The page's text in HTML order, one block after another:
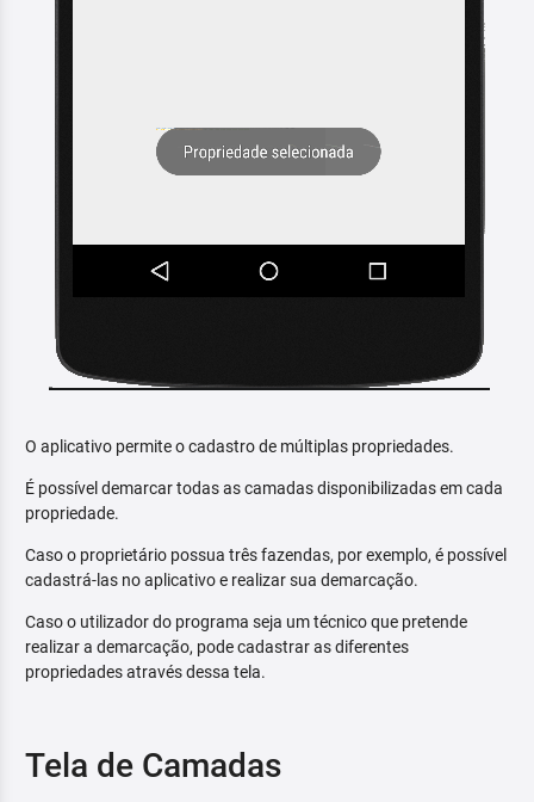
O aplicativo permite o cadastro de múltiplas propriedades.
É possível demarcar todas as camadas disponibilizadas em cada
propriedade.
Caso o proprietário possua três fazendas, por exemplo, é possível
cadastrá-las no aplicativo e realizar sua demarcação.
Caso o utilizador do programa seja um técnico que pretende
realizar a demarcação, pode cadastrar as diferentes
propriedades através dessa tela.
Tela de Camadas